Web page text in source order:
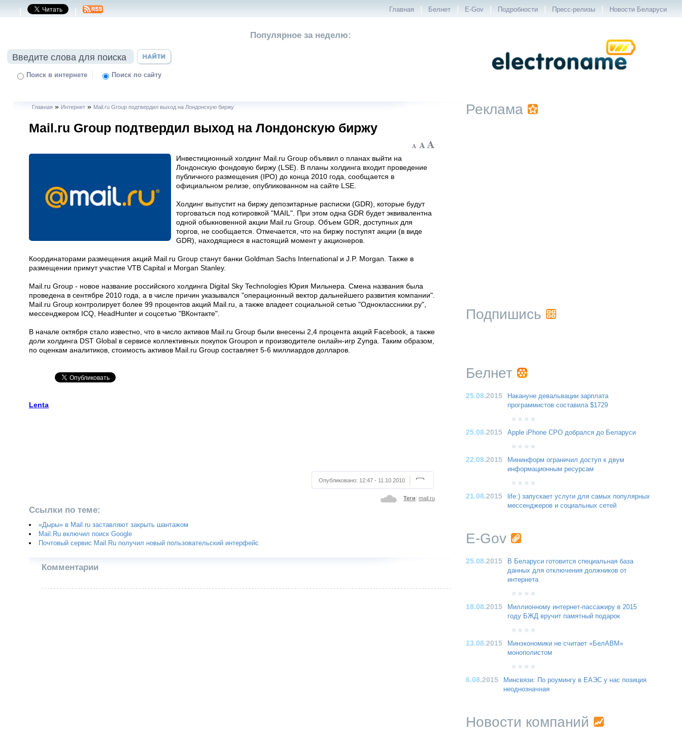
| | Главная | Белнет | E-Gov | Подробности | Пресс-релизы | Новости Беларуси
Поиск в интернете | Поиск по сайту
Популярное за неделю:
Главная » Интернет» Mail.ru Group подтвердил выход на Лондонскую биржу
Mail.ru Group подтвердил выход на Лондонскую биржу
Инвестиционный холдинг Mail.ru Group объявил о планах выйти на
Лондонскую фондовую биржу (LSE). В планы холдинга входит проведение
публичного размещения (IPO) до конца 2010 года, сообщается в
официальном релизе, опубликованном на сайте LSE.
Холдинг выпустит на биржу депозитарные расписки (GDR), которые будут
торговаться под котировкой "MAIL". При этом одна GDR будет эквивалентна
одной обыкновенной акции Mail.ru Group. Объем GDR, доступных для
торгов, не сообщается. Отмечается, что на биржу поступят акции (в виде
GDR), находящиеся в настоящий момент у акционеров.
Координаторами размещения акций Mail.ru Group станут банки Goldman Sachs International и J.P. Morgan. Также в
размещении примут участие VTB Capital и Morgan Stanley.
Mail.ru Group - новое название российского холдинга Digital Sky Technologies Юрия Мильнера. Смена названия была
проведена в сентябре 2010 года, а в числе причин указывался "операционный вектор дальнейшего развития компании".
Mail.ru Group контролирует более 99 процентов акций Mail.ru, а также владеет социальной сетью "Одноклассники.ру",
мессенджером ICQ, HeadHunter и соцсетью "ВКонтакте".
В начале октября стало известно, что в число активов Mail.ru Group были внесены 2,4 процента акций Facebook, а также
доли холдинга DST Global в сервисе коллективных покупок Groupon и производителе онлайн-игр Zynga. Таким образом,
по оценкам аналитиков, стоимость активов Mail.ru Group составляет 5-6 миллиардов долларов.
Lenta
Опубликовано: 12:47 - 11.10.2010
Теги: mail.ru
Ссылки по теме:
«Дыры» в Mail.ru заставляют закрыть шантажом
Mail.Ru включил поиск Google
Почтовый сервис Mail.Ru получил новый пользовательский интерфейс
Комментарии
Реклама
Подпишись
Белнет
25.08.2015
Накануне девальвации зарплата
программистов составила $1729
25.08.2015 Apple iPhone CPO добрался до Беларуси
22.08.2015
Мининформ ограничил доступ к двум
информационным ресурсам
21.08.2015
life:) запускает услуги для самых популярных
мессенджеров и социальных сетей
E-Gov
25.08.2015
В Беларуси готовится специальная база
данных для отключения должников от
интернета
18.08.2015
Миллионному интернет-пассажиру в 2015
году БЖД вручит памятный подарок
13.08.2015
Минэкономики не считает «БелАВМ»
монополистом
6.08.2015
Минсвязи: По роумингу в ЕАЭС у нас позиция
неоднозначная
Новости компаний